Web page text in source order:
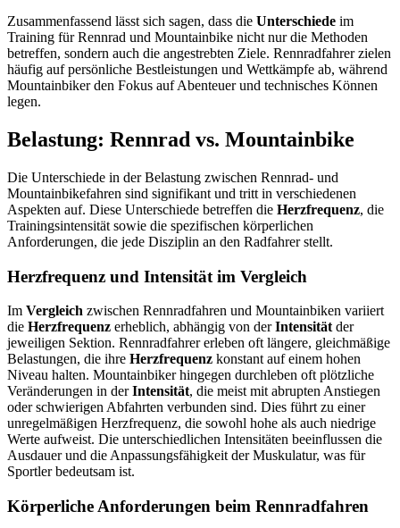
Zusammenfassend lässt sich sagen, dass die Unterschiede im
Training für Rennrad und Mountainbike nicht nur die Methoden
betreffen, sondern auch die angestrebten Ziele. Rennradfahrer zielen
häufig auf persönliche Bestleistungen und Wettkämpfe ab, während
Mountainbiker den Fokus auf Abenteuer und technisches Können
legen.
Belastung: Rennrad vs. Mountainbike
Die Unterschiede in der Belastung zwischen Rennrad- und
Mountainbikefahren sind signifikant und tritt in verschiedenen
Aspekten auf. Diese Unterschiede betreffen die Herzfrequenz, die
Trainingsintensität sowie die spezifischen körperlichen
Anforderungen, die jede Disziplin an den Radfahrer stellt.
Herzfrequenz und Intensität im Vergleich
Im Vergleich zwischen Rennradfahren und Mountainbiken variiert
die Herzfrequenz erheblich, abhängig von derIntensitätder
jeweiligen Sektion. Rennradfahrer erleben oft längere, gleichmäßige
Belastungen, die ihre Herzfrequenz konstant auf einem hohen
Niveau halten. Mountainbiker hingegen durchleben oft plötzliche
Veränderungen in derIntensität, die meist mit abrupten Anstiegen
oder schwierigen Abfahrten verbunden sind. Dies führt zu einer
unregelmäßigen Herzfrequenz, die sowohl hohe als auch niedrige
Werte aufweist. Die unterschiedlichen Intensitäten beeinflussen die
Ausdauer und die Anpassungsfähigkeit der Muskulatur, was für
Sportler bedeutsam ist.
Körperliche Anforderungen beim Rennradfahren